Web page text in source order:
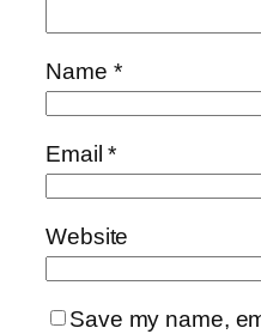
Name *
Email*
Website
Save my name,